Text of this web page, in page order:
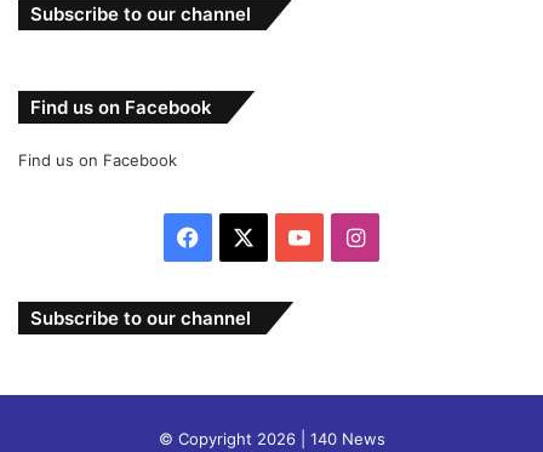
Subscribe to our channel
Find us on Facebook
Find us on Facebook
Facebook YouTubeInstagram
Subscribe to our channel
© Copyright 2026 | 140 News